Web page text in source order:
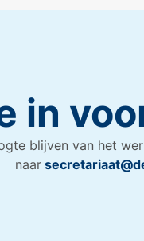
in
blijven van het
naar